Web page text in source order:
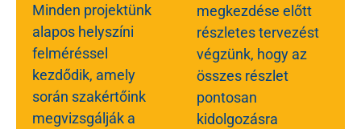
Minden projektünk
alapos helyszíni
felméréssel
kezdődik, amely
során szakértőink
megvizsgálják a
megkezdése előtt
részletes tervezést
végzünk, hogy az
összes részlet
pontosan
kidolgozásra